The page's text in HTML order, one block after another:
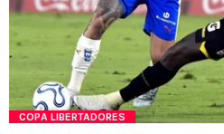
COPA LIBERTADORES